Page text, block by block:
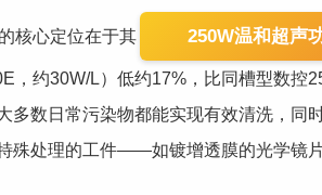
核心定位在于其 250W温和超声
，约30W/L）低约17%，比同槽型数控
多数日常污染物都能实现有效清洗，同
殊处理的工件——如镀增透膜的光学镜